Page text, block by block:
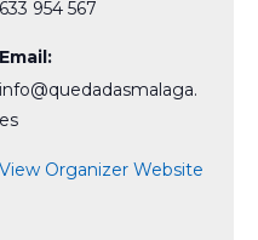
633 954 567
Email:
info@quedadasmalaga.
es
View Organizer Website